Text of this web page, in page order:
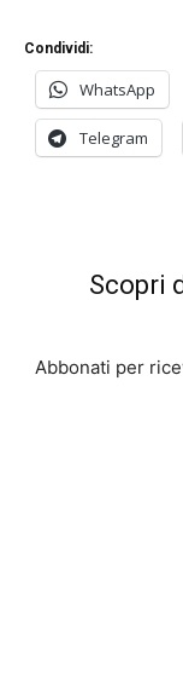
Condividi:
WhatsApp
Telegram
Scopri
Abbonati per